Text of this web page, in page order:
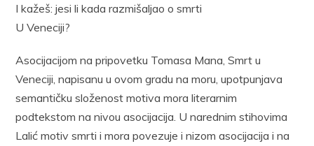
I kažeš: jesi li kada razmišaljao o smrti
U Veneciji?
Asocijacijom na pripovetku Tomasa Mana, Smrt u
Veneciji, napisa­nu u ovom gradu na moru, upotpunjava
semantičku složenost motiva mora literarnim
podtekstom na nivou asocijacija. U narednim stihovima
La­lić motiv smrti i mora povezuje i nizom asocijacija i na